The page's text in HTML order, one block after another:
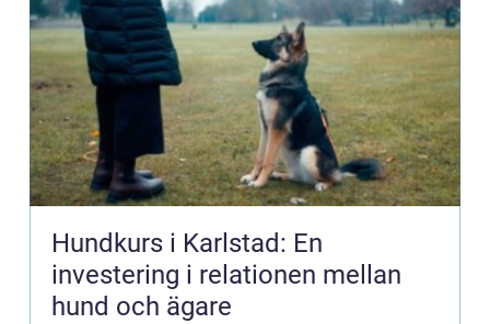
Hundkurs i Karlstad: En
investering i relationen mellan
hund och ägare